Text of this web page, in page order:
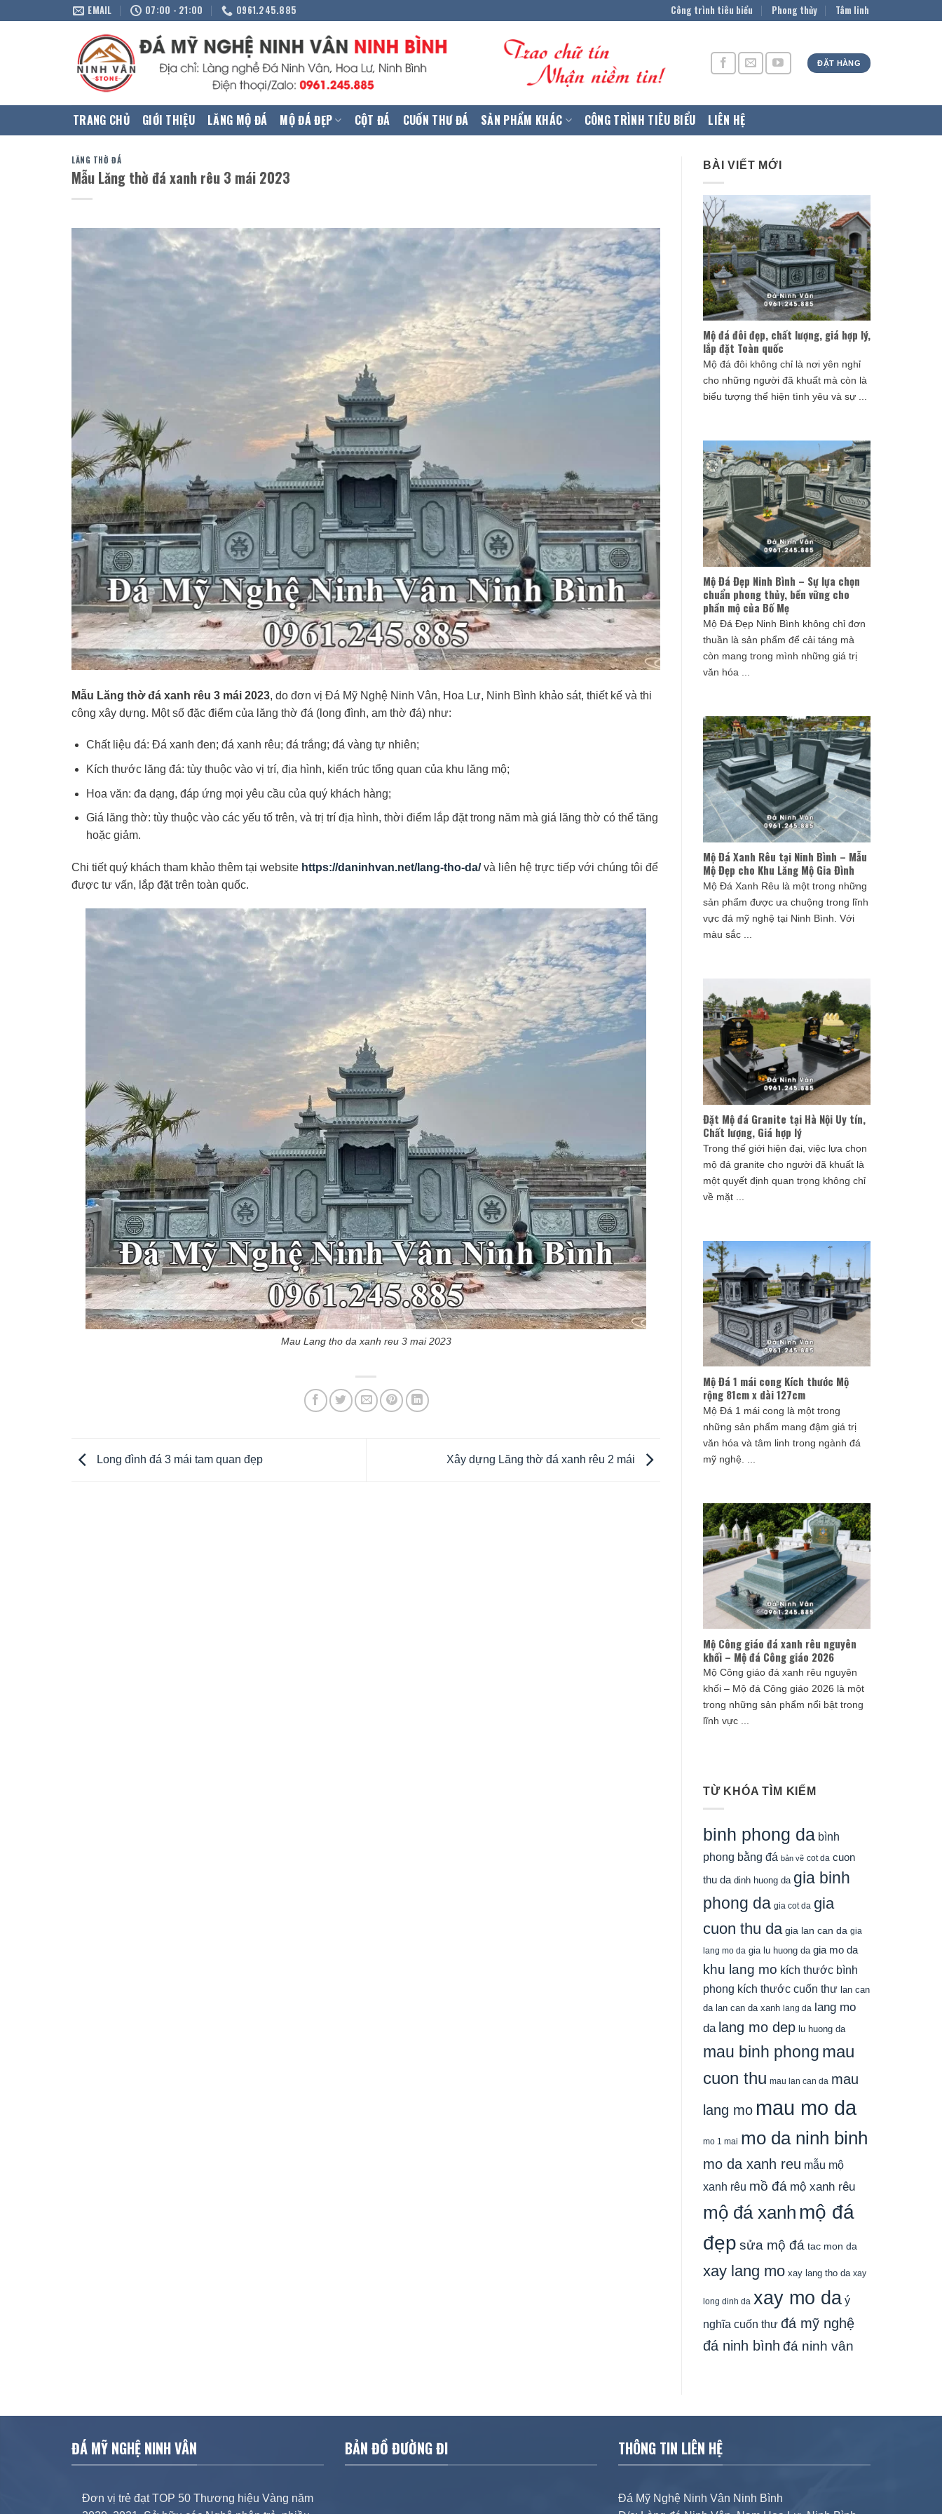
EMAIL 07:00 - 21:00 0961.245.885 Công trình tiêu biểu Phong thủy Tâm linh
ĐẶT HÀNG
TRANG CHỦ GIỚI THIỆU LĂNG MỘ ĐÁ MỘ ĐÁ ĐẸP CỘT ĐÁ CUỐN THƯ ĐÁ SẢN PHẨM KHÁC CÔNG TRÌNH TIÊU BIỂU LIÊN HỆ
LĂNG THỜ ĐÁ
Mẫu Lăng thờ đá xanh rêu 3 mái 2023
Mẫu Lăng thờ đá xanh rêu 3 mái 2023, do đơn vị Đá Mỹ Nghệ Ninh Vân, Hoa Lư, Ninh Bình khảo sát, thiết kế và thi
công xây dựng. Một số đặc điểm của lăng thờ đá (long đình, am thờ đá) như:
Chất liệu đá: Đá xanh đen; đá xanh rêu; đá trắng; đá vàng tự nhiên;
Kích thước lăng đá: tùy thuộc vào vị trí, địa hình, kiến trúc tổng quan của khu lăng mộ;
Hoa văn: đa dạng, đáp ứng mọi yêu cầu của quý khách hàng;
Giá lăng thờ: tùy thuộc vào các yếu tố trên, và trị trí địa hình, thời điểm lắp đặt trong năm mà giá lăng thờ có thể tăng
hoặc giảm.
Chi tiết quý khách tham khảo thêm tại website https://daninhvan.net/lang-tho-da/và liên hệ trực tiếp với chúng tôi để
được tư vấn, lắp đặt trên toàn quốc.
Mau Lang tho da xanh reu 3 mai 2023
Long đình đá 3 mái tam quan đẹp Xây dựng Lăng thờ đá xanh rêu 2 mái
BÀI VIẾT MỚI
Mộ đá đôi đẹp, chất lượng, giá hợp lý,
lắp đặt Toàn quốc
Mộ đá đôi không chỉ là nơi yên nghỉ
cho những người đã khuất mà còn là
biểu tượng thể hiện tình yêu và sự ...
Mộ Đá Đẹp Ninh Bình – Sự lựa chọn
chuẩn phong thủy, bền vững cho
phần mộ của Bố Mẹ
Mộ Đá Đẹp Ninh Bình không chỉ đơn
thuần là sản phẩm để cải táng mà
còn mang trong mình những giá trị
văn hóa ...
Mộ Đá Xanh Rêu tại Ninh Bình – Mẫu
Mộ Đẹp cho Khu Lăng Mộ Gia Đình
Mộ Đá Xanh Rêu là một trong những
sản phẩm được ưa chuộng trong lĩnh
vực đá mỹ nghệ tại Ninh Bình. Với
màu sắc ...
Đặt Mộ đá Granite tại Hà Nội Uy tín,
Chất lượng, Giá hợp lý
Trong thế giới hiện đại, việc lựa chọn
mộ đá granite cho người đã khuất là
một quyết định quan trọng không chỉ
về mặt ...
Mộ Đá 1 mái cong Kích thước Mộ
rộng 81cm x dài 127cm
Mộ Đá 1 mái cong là một trong
những sản phẩm mang đậm giá trị
văn hóa và tâm linh trong ngành đá
mỹ nghệ. ...
Mộ Công giáo đá xanh rêu nguyên
khối – Mộ đá Công giáo 2026
Mộ Công giáo đá xanh rêu nguyên
khối – Mộ đá Công giáo 2026 là một
trong những sản phẩm nổi bật trong
lĩnh vực ...
TỪ KHÓA TÌM KIẾM
binh phong da bình
phong bằng đá bản vẽ cot da cuon
thu da dinh huong da gia binh
phong da gia cot da gia
cuon thu da gia lan can da gia
lang mo da gia lu huong da gia mo da
khu lang mo kích thước bình
phong kích thước cuốn thư lan can
da lan can da xanh lang da lang mo
da lang mo dep lu huong da
mau binh phong mau
cuon thu mau lan can da mau
lang mo mau mo da
mo 1 mai mo da ninh binh
mo da xanh reu mẫu mộ
xanh rêu mồ đá mộ xanh rêu
mộ đá xanh mộ đá
đẹp sửa mộ đá tac mon da
xay lang mo xay lang tho da xay
long dinh da xay mo da ý
nghĩa cuốn thư đá mỹ nghệ
đá ninh bình đá ninh vân
ĐÁ MỸ NGHỆ NINH VÂN
Đơn vị trẻ đạt TOP 50 Thương hiệu Vàng năm
BẢN ĐỒ ĐƯỜNG ĐI THÔNG TIN LIÊN HỆ
Đá Mỹ Nghệ Ninh Vân Ninh Bình